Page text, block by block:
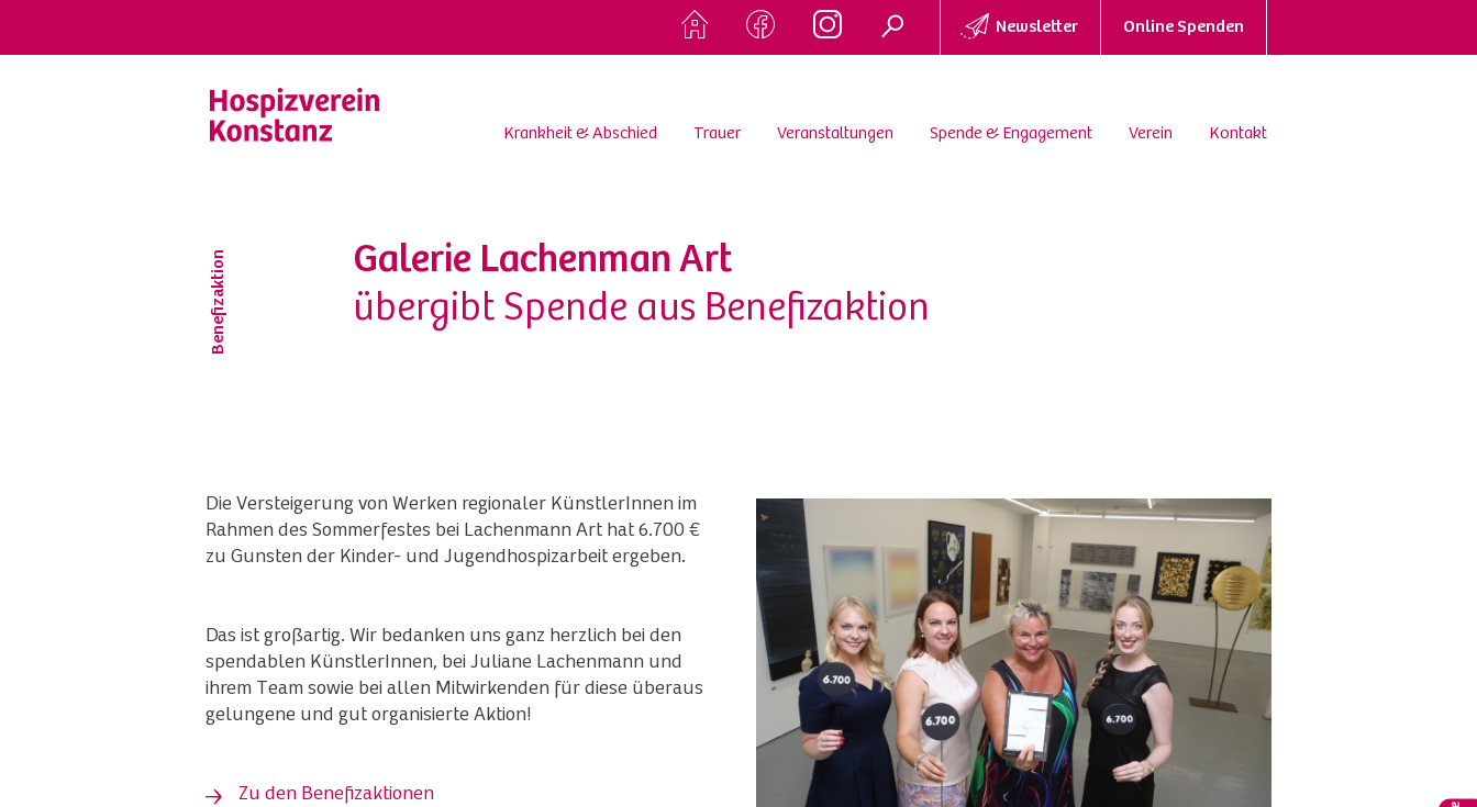
Newsletter Online Spenden
Krankheit & Abschied Trauer Veranstaltungen Spende & Engagement Verein Kontakt
Benefizaktion
Galerie Lachenman Art
übergibt Spende aus Benefizaktion
Die Versteigerung von Werken regionaler KünstlerInnen im
Rahmen des Sommerfestes bei Lachenmann Art hat 6.700 €
zu Gunsten der Kinder- und Jugendhospizarbeit ergeben.
Das ist großartig. Wir bedanken uns ganz herzlich bei den
spendablen KünstlerInnen, bei Juliane Lachenmann und
ihrem Team sowie bei allen Mitwirkenden für diese überaus
gelungene und gut organisierte Aktion!
Zu den Benefizaktionen